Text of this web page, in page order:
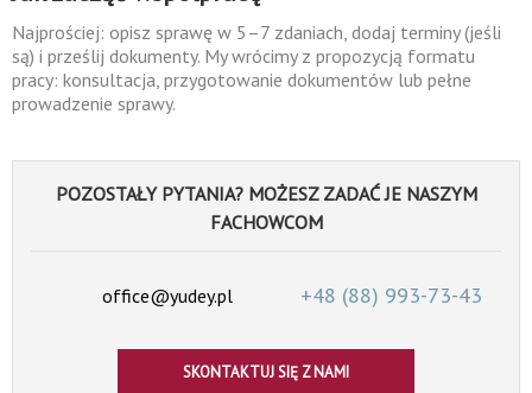
Najprościej: opisz sprawę w 5–7 zdaniach, dodaj terminy (jeśli
są) i prześlij dokumenty. My wrócimy z propozycją formatu
pracy: konsultacja, przygotowanie dokumentów lub pełne
prowadzenie sprawy.
POZOSTAŁY PYTANIA? MOŻESZ ZADAĆ JE NASZYM
FACHOWCOM
office@yudey.pl +48 (88) 993-73-43
SKONTAKTUJ SIĘ Z NAMI